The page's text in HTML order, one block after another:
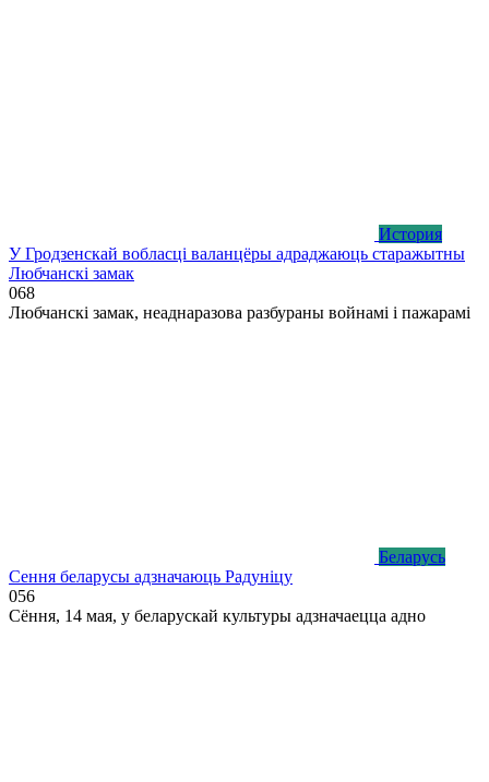
История
У Гродзенскай вобласці валанцёры адраджаюць старажытны
Любчанскі замак
068
Любчанскі замак, неаднаразова разбураны войнамі і пажарамі
Беларусь
Сення беларусы адзначаюць Радуніцу
056
Сёння, 14 мая, у беларускай культуры адзначаецца адно